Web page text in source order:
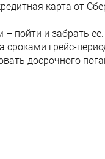
карта от
пойти и забрать
грейс-
досрочного